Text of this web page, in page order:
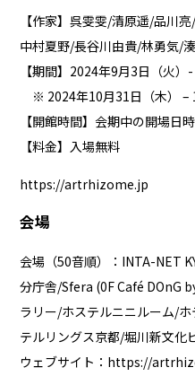
【作家】呉雯雯/清原遥/品川
中村夏野/長谷川由貴/林勇気/
【期間】2024年9月3日（火）-
※ 2024年10月31日（木） –
【開館時間】会期中の開場日
【料金】入場無料
https://artrhizome.jp
会場
会場（50音順）：INTA-NET
分庁舎/Sfera (0F Café DOnG
ラリー/ホステルニニルーム/
テルリングス京都/堀川新文化
ウェブサイト： https://